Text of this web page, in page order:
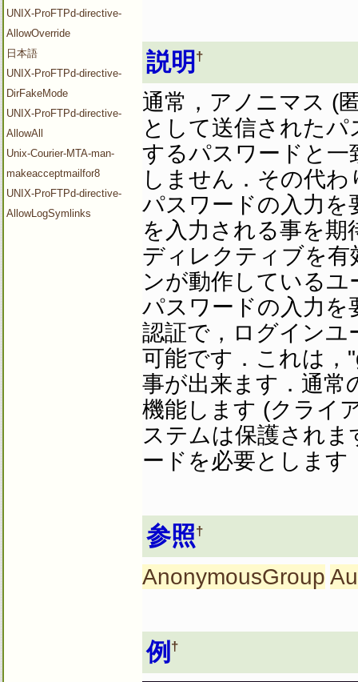
UNIX-ProFTPd-directive-
AllowOverride
日本語
UNIX-ProFTPd-directive-
DirFakeMode
UNIX-ProFTPd-directive-
AllowAll
Unix-Courier-MTA-man-
makeacceptmailfor8
UNIX-ProFTPd-directive-
AllowLogSymlinks
説明 †
通常，アノニマス (
として送信された
するパスワードと
しません．その代
パスワードの入力を
を入力される事を期
ディレクティブを
ンが動作している
パスワードの入力を
認証で，ログイン
可能です．これは，
事が出来ます．通常
機能します (クライ
ステムは保護され
ードを必要とします
参照†
AnonymousGroup
例 †